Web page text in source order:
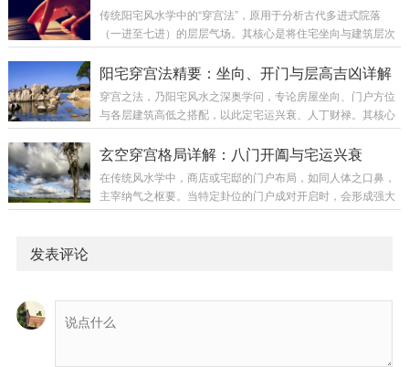
现象：家中绿植无缘由地枝繁叶茂，叶片油亮反光，或多年未
开花的植物突然绽放。原理：植物最为敏感，能感知气场之好
业与财富，此为财气正在汇聚的前奏。对照...
传统阳宅风水学中的“穿宫法”，原用于分析古代多进式院落
（一进至七进）的层层气场。其核心是将住宅坐向与建筑层次
结合，以五行相生之理推断各层吉凶。此法虽源于平面建筑，
但其五行流转的原理，同样可延展应用于现代高层楼宇的楼层
的五行属性仅由坐向决定：坐向为正东、正南、正西、正北
（四正位）的楼宇，其第一层（及整栋楼的基准五行）属金，
宇，其第一层（及整栋楼的基准五行）属土，称为“土...
阳宅穿宫法精要：坐向、开门与层高吉凶详解
穿宫之法，乃阳宅风水之深奥学问，专论房屋坐向、门户方位
与各层建筑高低之搭配，以此定宅运兴衰、人丁财禄。其核心
在于使吉星（贪狼、巨门、武曲、辅弼）所在方位之房屋高大
得势，凶星（禄存、文曲、廉贞、破军）所在处宜低伏，并讲
层气：自头层起，依“水→木→火→土→金”之序，五行相生，
循环往复。各层房屋之五行属性，须与所在方位之卦气生合为
玄空穿宫格局详解：八门开阖与宅运兴衰
在传统风水学中，商店或宅邸的门户布局，如同人体之口鼻，
主宰纳气之枢要。当特定卦位的门户成对开启时，会形成强大
的气场流通，古人称之为“穿宫”。不同组合引动不同星气，吉
部布局（如收银台）偶有失当，吉气亦能扶持大局，令生意稳
中有升。若为阳宅，则官运亨通，发财迅速。2...
发表评论